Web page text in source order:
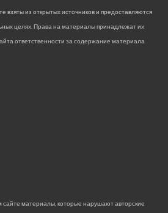
взяты из открытых источников и предоставляются
целях. Права на материалы принадлежат их
ответственности за содержание материала
материалы, которые нарушают авторские